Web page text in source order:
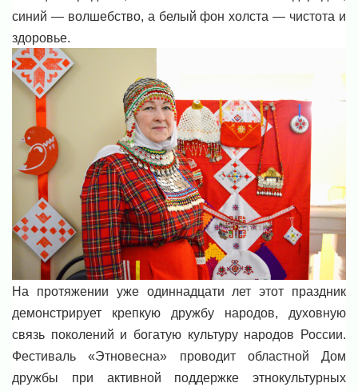
синий — волшебство, а белый фон холста — чистота и
здоровье.
На протяжении уже одиннадцати лет этот праздник
демонстрирует крепкую дружбу народов, духовную
связь поколений и богатую культуру народов России.
Фестиваль «Этновесна» проводит областной Дом
дружбы при активной поддержке этнокультурных